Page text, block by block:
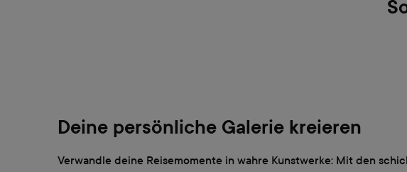
Deine persönliche Galerie kreieren
Verwandle deine Reisemomente in wahre Kunstwerke: Mit den